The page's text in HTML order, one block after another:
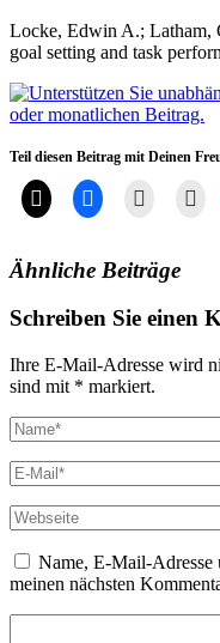
Locke, Edwin A.; Latham,
goal setting and task
Teil diesen Beitrag mit Deinen
Ähnliche Beiträge
Schreiben Sie einen
Ihre E-Mail-Adresse wird
sind mit * markiert.
Name, E-Mail-Adresse
meinen nächsten